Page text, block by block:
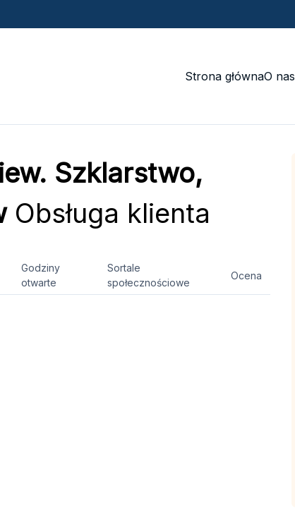
Strona głównaO nas
Szklarstwo,
Obsługa klienta
Godziny
otwarte
Sortale
społecznościowe
Ocena